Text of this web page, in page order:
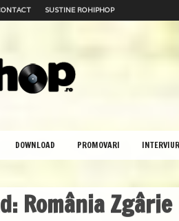
SUSTINE ROHIPHOP
DOWNLOAD PROMOVARI
România